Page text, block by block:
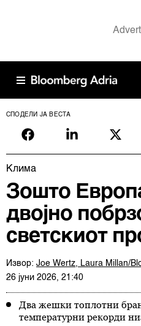
СПОДЕЛИ ЈА ВЕСТА
Клима
Зошто
двојно
светскиот
Извор: Joe Wertz, Laura Millan/
26 јуни 2026, 21:40
Два жешки топлотни
температурни рекорди